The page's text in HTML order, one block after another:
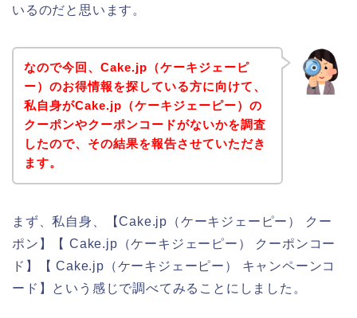
いるのだと思います。
なので今回、Cake.jp（ケーキジェーピ
ー）のお得情報を探している方に向けて、
私自身がCake.jp（ケーキジェーピー）の
クーポンやクーポンコードがないかを調査
したので、その結果を報告させていただき
ます。
まず、私自身、【Cake.jp（ケーキジェーピー） クー
ポン】【 Cake.jp（ケーキジェーピー） クーポンコー
ド】【 Cake.jp（ケーキジェーピー） キャンペーンコ
ード】という感じで調べてみることにしました。